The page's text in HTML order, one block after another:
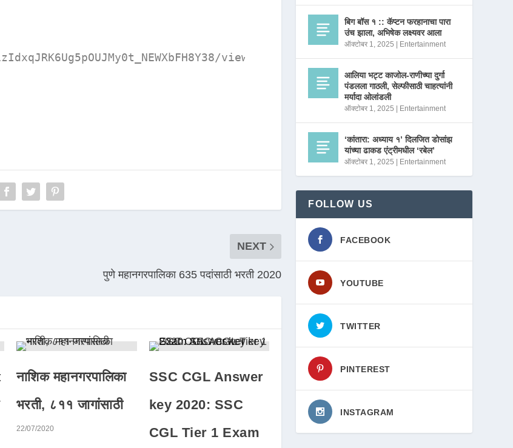
view?
NEXT
पुणे महानगरपालिका 635 पदांसाठी भरती 2020
नाशिक महानगरपालिका
भरती, ८११ जागांसाठी
22/07/2020
SSC CGL Answer
key 2020: SSC
CGL Tier 1 Exam
बिग बॉस १ :: कॅप्टन फरहानाचा पारा
उंच झाला, अभिषेक लक्ष्यवर आला
ऑक्टोबर 1, 2025 Entertainment
आलिया भट्ट काजोल-राणीच्या दुर्गा
पंडलला गाठली, सेल्फीसाठी चाहत्यांनी
मर्यादा ओलांडली
ऑक्टोबर 1, 2025 Entertainment
‘कांतारा: अध्याय १’ दिलजित डोसांझ
यांच्या ढाकड एंट्रीमधील ‘रबेल’
ऑक्टोबर 1, 2025 Entertainment
FOLLOW US
FACEBOOK
YOUTUBE
TWITTER
PINTEREST
INSTAGRAM